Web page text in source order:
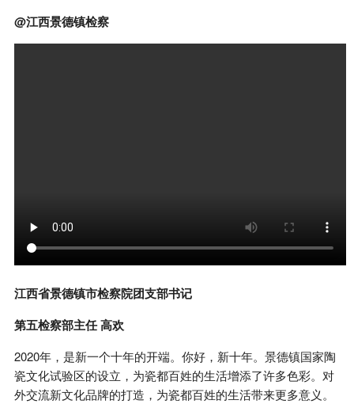
@江西景德镇检察
江西省景德镇市检察院团支部书记
第五检察部主任 高欢
2020年，是新一个十年的开端。你好，新十年。景德镇国家陶
瓷文化试验区的设立，为瓷都百姓的生活增添了许多色彩。对
外交流新文化品牌的打造，为瓷都百姓的生活带来更多意义。